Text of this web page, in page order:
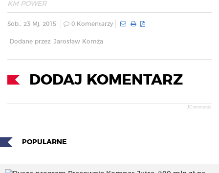
KM POWER
Sob., 23 Mj. 2015 0 Komentarzy
Dodane przez: Jarosław Komża
DODAJ KOMENTARZ
JComments
POPULARNE